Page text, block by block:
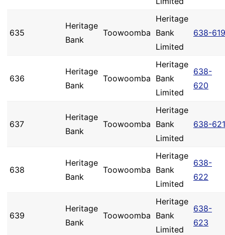
635
Heritage
Bank
Toowoomba
Heritage
Bank
Limited
638-619
636
Heritage
Bank
Toowoomba
Heritage
Bank
Limited
638-
620
637
Heritage
Bank
Toowoomba
Heritage
Bank
Limited
638-621
638
Heritage
Bank
Toowoomba
Heritage
Bank
Limited
638-
622
639
Heritage
Bank
Toowoomba
Heritage
Bank
Limited
638-
623